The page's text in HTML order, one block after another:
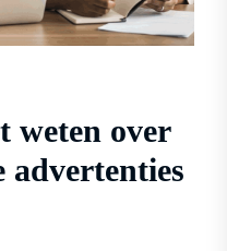
weten over
advertenties